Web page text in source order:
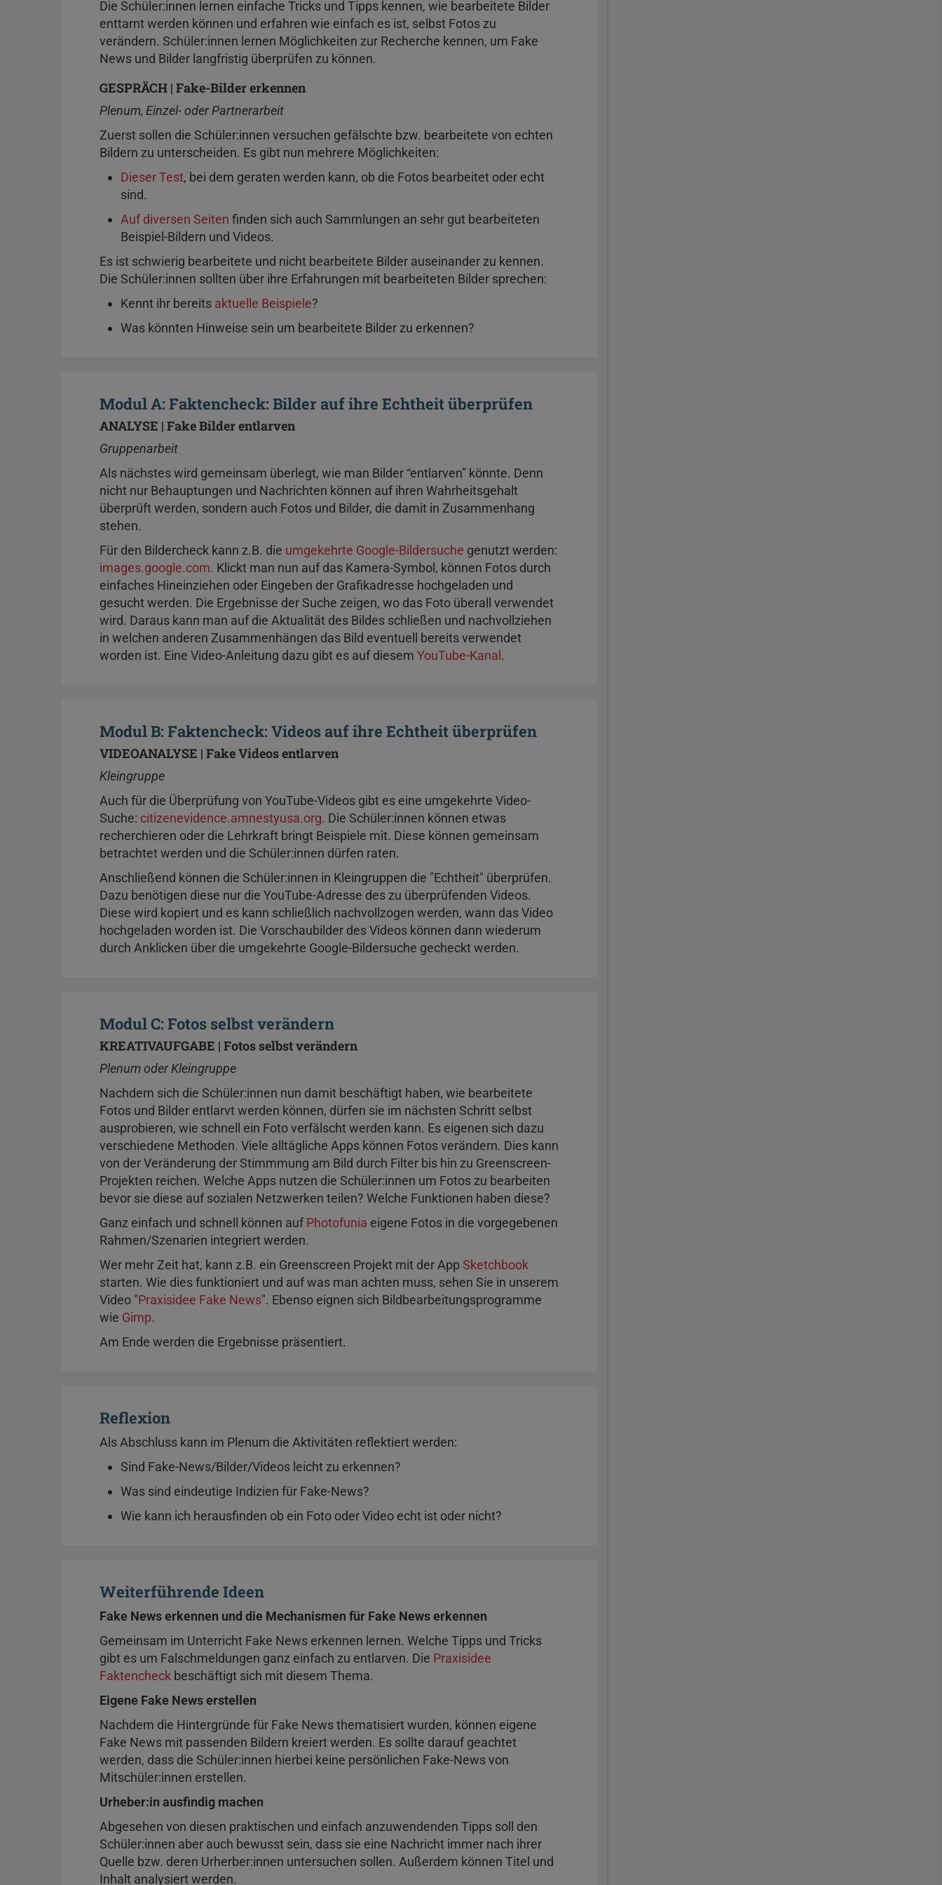
Die Schüler:innen lernen einfache Tricks und Tipps kennen, wie bearbeitete Bilder
enttarnt werden können und erfahren wie einfach es ist, selbst Fotos zu
verändern. Schüler:innen lernen Möglichkeiten zur Recherche kennen, um Fake
News und Bilder langfristig überprüfen zu können.
GESPRÄCH | Fake-Bilder erkennen
Plenum, Einzel- oder Partnerarbeit
Zuerst sollen die Schüler:innen versuchen gefälschte bzw. bearbeitete von echten
Bildern zu unterscheiden. Es gibt nun mehrere Möglichkeiten:
Dieser Test, bei dem geraten werden kann, ob die Fotos bearbeitet oder echt
sind.
Auf diversen Seiten finden sich auch Sammlungen an sehr gut bearbeiteten
Beispiel-Bildern und Videos.
Es ist schwierig bearbeitete und nicht bearbeitete Bilder auseinander zu kennen.
Die Schüler:innen sollten über ihre Erfahrungen mit bearbeiteten Bilder sprechen:
Kennt ihr bereits aktuelle Beispiele?
Was könnten Hinweise sein um bearbeitete Bilder zu erkennen?
Modul A: Faktencheck: Bilder auf ihre Echtheit überprüfen
ANALYSE | Fake Bilder entlarven
Gruppenarbeit
Als nächstes wird gemeinsam überlegt, wie man Bilder “entlarven” könnte. Denn
nicht nur Behauptungen und Nachrichten können auf ihren Wahrheitsgehalt
überprüft werden, sondern auch Fotos und Bilder, die damit in Zusammenhang
stehen.
Für den Bildercheck kann z.B. die umgekehrte Google-Bildersuche genutzt werden:
images.google.com. Klickt man nun auf das Kamera-Symbol, können Fotos durch
einfaches Hineinziehen oder Eingeben der Grafikadresse hochgeladen und
gesucht werden. Die Ergebnisse der Suche zeigen, wo das Foto überall verwendet
wird. Daraus kann man auf die Aktualität des Bildes schließen und nachvollziehen
in welchen anderen Zusammenhängen das Bild eventuell bereits verwendet
worden ist. Eine Video-Anleitung dazu gibt es auf diesem YouTube-Kanal .
Modul B: Faktencheck: Videos auf ihre Echtheit überprüfen
VIDEOANALYSE | Fake Videos entlarven
Kleingruppe
Auch für die Überprüfung von YouTube-Videos gibt es eine umgekehrte Video-
Suche: citizenevidence.amnestyusa.org. Die Schüler:innen können etwas
recherchieren oder die Lehrkraft bringt Beispiele mit. Diese können gemeinsam
betrachtet werden und die Schüler:innen dürfen raten.
Anschließend können die Schüler:innen in Kleingruppen die "Echtheit" überprüfen.
Dazu benötigen diese nur die YouTube-Adresse des zu überprüfenden Videos.
Diese wird kopiert und es kann schließlich nachvollzogen werden, wann das Video
hochgeladen worden ist. Die Vorschaubilder des Videos können dann wiederum
durch Anklicken über die umgekehrte Google-Bildersuche gecheckt werden.
Modul C: Fotos selbst verändern
KREATIVAUFGABE | Fotos selbst verändern
Plenum oder Kleingruppe
Nachdem sich die Schüler:innen nun damit beschäftigt haben, wie bearbeitete
Fotos und Bilder entlarvt werden können, dürfen sie im nächsten Schritt selbst
ausprobieren, wie schnell ein Foto verfälscht werden kann. Es eigenen sich dazu
verschiedene Methoden. Viele alltägliche Apps können Fotos verändern. Dies kann
von der Veränderung der Stimmmung am Bild durch Filter bis hin zu Greenscreen-
Projekten reichen. Welche Apps nutzen die Schüler:innen um Fotos zu bearbeiten
bevor sie diese auf sozialen Netzwerken teilen? Welche Funktionen haben diese?
Ganz einfach und schnell können auf Photofunia eigene Fotos in die vorgegebenen
Rahmen/Szenarien integriert werden.
Wer mehr Zeit hat, kann z.B. ein Greenscreen Projekt mit der App Sketchbook
starten. Wie dies funktioniert und auf was man achten muss, sehen Sie in unserem
Video "Praxisidee Fake News". Ebenso eignen sich Bildbearbeitungsprogramme
wie Gimp.
Am Ende werden die Ergebnisse präsentiert.
Reflexion
Als Abschluss kann im Plenum die Aktivitäten reflektiert werden:
Sind Fake-News/Bilder/Videos leicht zu erkennen?
Was sind eindeutige Indizien für Fake-News?
Wie kann ich herausfinden ob ein Foto oder Video echt ist oder nicht?
Weiterführende Ideen
Fake News erkennen und die Mechanismen für Fake News erkennen
Gemeinsam im Unterricht Fake News erkennen lernen. Welche Tipps und Tricks
gibt es um Falschmeldungen ganz einfach zu entlarven. Die Praxisidee
Faktencheck beschäftigt sich mit diesem Thema.
Eigene Fake News erstellen
Nachdem die Hintergründe für Fake News thematisiert wurden, können eigene
Fake News mit passenden Bildern kreiert werden. Es sollte darauf geachtet
werden, dass die Schüler:innen hierbei keine persönlichen Fake-News von
Mitschüler:innen erstellen.
Urheber:in ausfindig machen
Abgesehen von diesen praktischen und einfach anzuwendenden Tipps soll den
Schüler:innen aber auch bewusst sein, dass sie eine Nachricht immer nach ihrer
Quelle bzw. deren Urherber:innen untersuchen sollen. Außerdem können Titel und
Inhalt analysiert werden.